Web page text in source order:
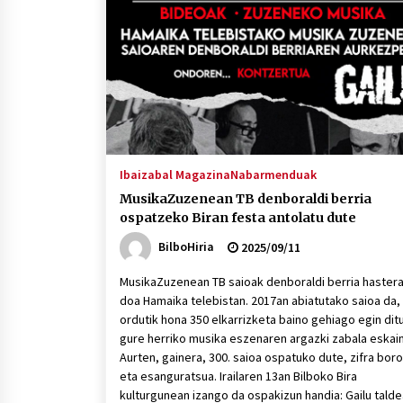
protagonista
2026/07/16
POTTO: San Pedro jaietako bertso-
saioa
2026/07/09
Auritz Iñurrietaren margoak
ikusgai Uribitarte40 aretoan
Ibaizabal MagazinaNabarmenduak
MusikaZuzenean TB denboraldi berria
ospatzeko Biran festa antolatu dute
BilboHiria
2025/09/11
MusikaZuzenean TB saioak denboraldi berria hastera
doa Hamaika telebistan. 2017an abiatutako saioa
ordutik hona 350 elkarrizketa baino gehiago egin
gure herriko musika eszenaren argazki zabala
Aurten, gainera, 300. saioa ospatuko dute, zifra
eta esanguratsua. Irailaren 13an Bilboko Bira
kulturgunean izango da ospakizun handia: Gailu